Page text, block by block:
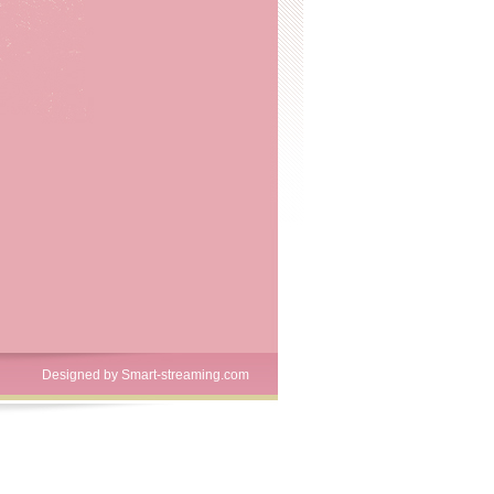
Designed by Smart-streaming.com